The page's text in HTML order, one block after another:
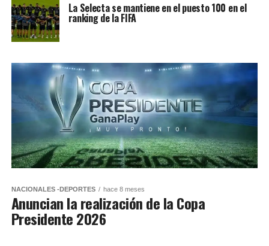
La Selecta se mantiene en el puesto 100 en el
ranking de la FIFA
NACIONALES -DEPORTES hace 8 meses
Anuncian la realización de la Copa
Presidente 2026